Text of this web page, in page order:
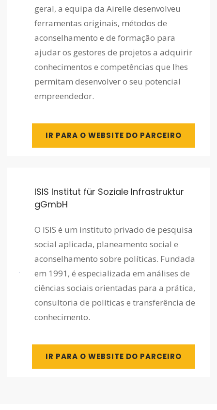
geral, a equipa da Airelle desenvolveu
ferramentas originais, métodos de
aconselhamento e de formação para
ajudar os gestores de projetos a adquirir
conhecimentos e competências que lhes
permitam desenvolver o seu potencial
empreendedor.
IR PARA O WEBSITE DO PARCEIRO
ISIS Institut für Soziale Infrastruktur
gGmbH
O ISIS é um instituto privado de pesquisa
social aplicada, planeamento social e
aconselhamento sobre políticas. Fundada
em 1991, é especializada em análises de
ciências sociais orientadas para a prática,
consultoria de políticas e transferência de
conhecimento.
IR PARA O WEBSITE DO PARCEIRO